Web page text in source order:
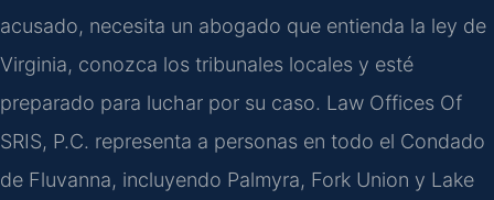
acusado, necesita un abogado que entienda la ley de
Virginia, conozca los tribunales locales y esté
preparado para luchar por su caso. Law Offices Of
SRIS, P.C. representa a personas en todo el Condado
de Fluvanna, incluyendo Palmyra, Fork Union y Lake